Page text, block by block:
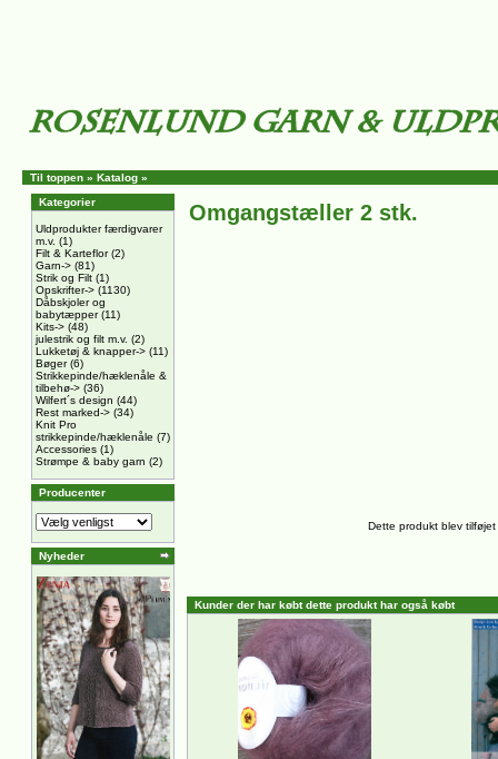
Til toppen » Katalog »
Kategorier
Uldprodukter færdigvarer
m.v. (1)
Filt & Karteflor(2)
Garn-> (81)
Strik og Filt (1)
Opskrifter-> (1130)
Dåbskjoler og
babytæpper(11)
Kits-> (48)
julestrik og filt m.v. (2)
Lukketøj & knapper-> (11)
Bøger(6)
Strikkepinde/hæklenåle &
tilbehø-> (36)
Wilfert´s design (44)
Rest marked-> (34)
Knit Pro
strikkepinde/hæklenåle (7)
Accessories (1)
Strømpe & baby garn (2)
Producenter
Nyheder
Omgangstæller 2 stk.
Dette produkt blev
Kunder der har købt dette produkt har også købt